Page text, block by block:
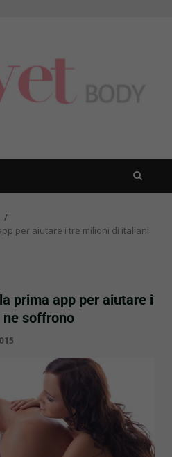
per aiutare i tre milioni di italiani
prima app per aiutare i
soffrono